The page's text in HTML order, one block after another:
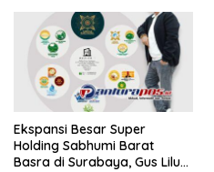
Ekspansi Besar Super
Holding Sabhumi Barat
Basra di Surabaya, Gus Lilur